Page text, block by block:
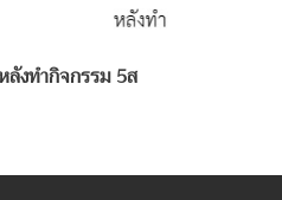
งทำกิจกรรม 5ส